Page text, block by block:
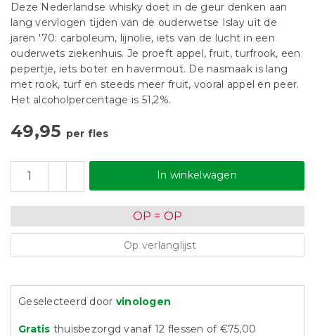
Deze Nederlandse whisky doet in de geur denken aan
lang vervlogen tijden van de ouderwetse Islay uit de
jaren '70: carboleum, lijnolie, iets van de lucht in een
ouderwets ziekenhuis. Je proeft appel, fruit, turfrook, een
pepertje, iets boter en havermout. De nasmaak is lang
met rook, turf en steeds meer fruit, vooral appel en peer.
Het alcoholpercentage is 51,2%.
49,95 per fles
In winkelwagen
OP = OP
Op verlanglijst
Geselecteerd door vinologen
Gratis thuisbezorgd vanaf 12 flessen of €75,00